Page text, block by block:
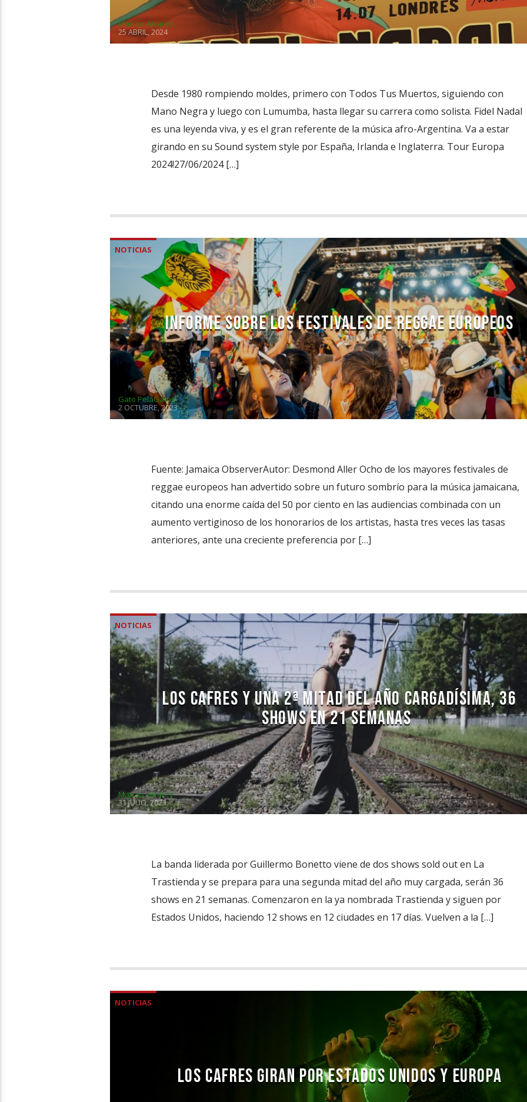
Marcos Alvarez
25 ABRIL, 2024
Desde 1980 rompiendo moldes, primero con Todos Tus Muertos, siguiendo con
Mano Negra y luego con Lumumba, hasta llegar su carrera como solista. Fidel Nadal
es una leyenda viva, y es el gran referente de la música afro-Argentina. Va a estar
girando en su Sound system style por España, Irlanda e Inglaterra. Tour Europa
2024!27/06/2024 […]
NOTICIAS
INFORME SOBRE LOS FESTIVALES DE REGGAE EUROPEOS
Gato PelaGatos
2 OCTUBRE, 2023
Fuente: Jamaica ObserverAutor: Desmond Aller Ocho de los mayores festivales de
reggae europeos han advertido sobre un futuro sombrío para la música jamaicana,
citando una enorme caída del 50 por ciento en las audiencias combinada con un
aumento vertiginoso de los honorarios de los artistas, hasta tres veces las tasas
anteriores, ante una creciente preferencia por […]
NOTICIAS
LOS CAFRES Y UNA 2ª MITAD DEL AÑO CARGADÍSIMA, 36
SHOWS EN 21 SEMANAS
Marcos Alvarez
31 JULIO, 2023
La banda liderada por Guillermo Bonetto viene de dos shows sold out en La
Trastienda y se prepara para una segunda mitad del año muy cargada, serán 36
shows en 21 semanas. Comenzaron en la ya nombrada Trastienda y siguen por
Estados Unidos, haciendo 12 shows en 12 ciudades en 17 días. Vuelven a la […]
NOTICIAS
LOS CAFRES GIRAN POR ESTADOS UNIDOS Y EUROPA